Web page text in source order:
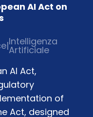
AI Act on
|Intelligenza
Artificiale
AI Act,
of
Act, designed